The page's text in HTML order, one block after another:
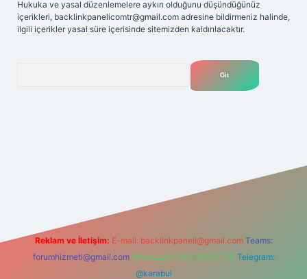
Hukuka ve yasal düzenlemelere aykırı olduğunu düşündüğünüz
içerikleri, backlinkpanelicomtr@gmail.com adresine bildirmeniz halinde,
ilgili içerikler yasal süre içerisinde sitemizden kaldırılacaktır.
Reklam ve İletişim: E-mail: backlinkpaneli@gmail.com Teams:
forumhizmeti@gmail.com Whatsapp: 0262 606 0 726 Telegram:
@karabul